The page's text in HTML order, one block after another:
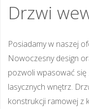
Drzwi
Posiadamy w naszej
Nowoczesny design
pozwoli wpasować
lasycznych wnętrz.
konstrukcji ramowej z